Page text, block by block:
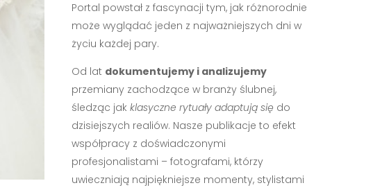
Portal powstał z fascynacji tym, jak różnorodnie
może wyglądać jeden z najważniejszych dni w
życiu każdej pary.
Od lat dokumentujemy i analizujemy
przemiany zachodzące w branży ślubnej,
śledząc jak klasyczne rytuały adaptują się do
dzisiejszych realiów. Nasze publikacje to efekt
współpracy z doświadczonymi
profesjonalistami – fotografami, którzy
uwieczniają najpiękniejsze momenty, stylistami